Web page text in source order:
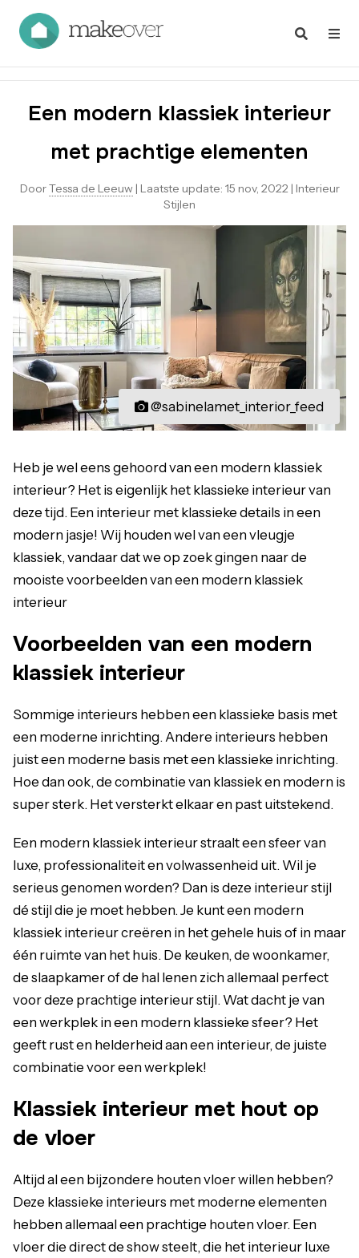
Een modern klassiek interieur
met prachtige elementen
DoorTessa de Leeuw | Laatste update: 15 nov, 2022 | Interieur
Stijlen
@sabinelamet_interior_feed
Heb je wel eens gehoord van een modern klassiek
interieur? Het is eigenlijk het klassieke interieur van
deze tijd. Een interieur met klassieke details in een
modern jasje! Wij houden wel van een vleugje
klassiek, vandaar dat we op zoek gingen naar de
mooiste voorbeelden van een modern klassiek
interieur
Voorbeelden van een modern
klassiek interieur
Sommige interieurs hebben een klassieke basis met
een moderne inrichting. Andere interieurs hebben
juist een moderne basis met een klassieke inrichting.
Hoe dan ook, de combinatie van klassiek en modern is
super sterk. Het versterkt elkaar en past uitstekend.
Een modern klassiek interieur straalt een sfeer van
luxe, professionaliteit en volwassenheid uit. Wil je
serieus genomen worden? Dan is deze interieur stijl
dé stijl die je moet hebben. Je kunt een modern
klassiek interieur creëren in het gehele huis of in maar
één ruimte van het huis. De keuken, de woonkamer,
de slaapkamer of de hal lenen zich allemaal perfect
voor deze prachtige interieur stijl. Wat dacht je van
een werkplek in een modern klassieke sfeer? Het
geeft rust en helderheid aan een interieur, de juiste
combinatie voor een werkplek!
Klassiek interieur met hout op
de vloer
Altijd al een bijzondere houten vloer willen hebben?
Deze klassieke interieurs met moderne elementen
hebben allemaal een prachtige houten vloer. Een
vloer die direct de show steelt, die het interieur luxe